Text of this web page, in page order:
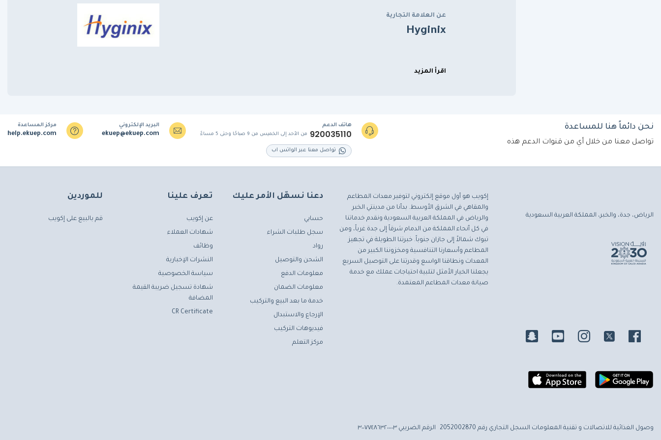
عن العلامة التجارية
Hyginix
اقرأ المزيد
نحن دائماً هنا للمساعدة
تواصل معنا من خلال أي من قنوات الدعم هذه
هاتف الدعم
920035110 من الأحد إلى الخميس من 9 صباحًا وحتى 5 مساءً
تواصل معنا عبر الواتس اب
البريد الإلكتروني
ekuep@ekuep.com
مركز المساعدة
help.ekuep.com
الرياض، جدة، والخبر، المملكة العربية السعودية
إكويب هو أول موقع إلكتروني لتوفير معدات المطاعم
والمقاهي في الشرق الأوسط. بدأنا من مدينتي الخبر
والرياض في المملكة العربية السعودية ونقدم خدماتنا
في كل أنحاء المملكة من الدمام شرقاً إلى جدة غرباً، ومن
تبوك شمالاً إلى جازان جنوباً. خبرتنا الطويلة في تجهيز
المطاعم وأسعارنا التنافسية ومخزوننا الكبير من
المعدات ونطاقنا الواسع وقدرتنا على التوصيل السريع
يجعلنا الخيار الأمثل لتلبية احتياجات عملك مع خدمة
صيانة معدات المطاعم المعتمدة.
دعنا نسهّل الأمر عليك
حسابي
سجل طلبات الشراء
رواد
الشحن والتوصيل
معلومات الدفع
معلومات الضمان
خدمة ما بعد البيع والتركيب
الإرجاع والاستبدال
فيديوهات التركيب
مركز التعلم
تعرف علينا
عن إكويب
شهادات العملاء
وظائف
النشرات الإخبارية
سياسة الخصوصية
شهادة تسجيل ضريبة القيمة
المضافة
CR Certificate
للموردين
قم بالبيع على إكويب
وصول الغذائية للاتصالات و تقنية المعلومات السجل التجاري رقم 2052002870 الرقم الضريبي ٣٠٠٧٧٤٨٦٣٢٠٠٠٠٣